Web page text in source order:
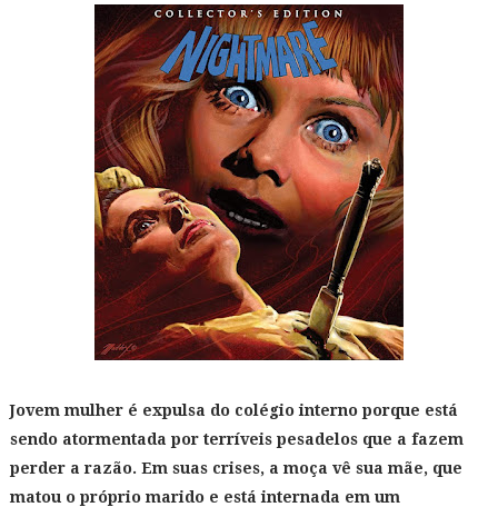
Jovem mulher é expulsa do colégio interno porque está
sendo atormentada por terríveis pesadelos que a fazem
perder a razão. Em suas crises, a moça vê sua mãe, que
matou o próprio marido e está internada em um